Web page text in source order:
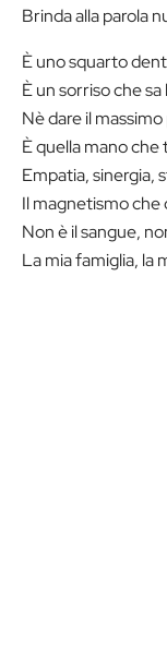
Brinda alla parola
È uno squarto
È un sorriso che
Nè dare il
È quella mano che
Empatia, sinergia,
Il magnetismo che
Non è il sangue,
La mia famiglia, la